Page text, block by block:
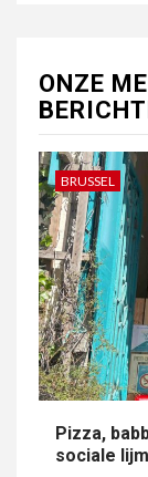
ONZE
BRUSSEL
Pizza,
sociale